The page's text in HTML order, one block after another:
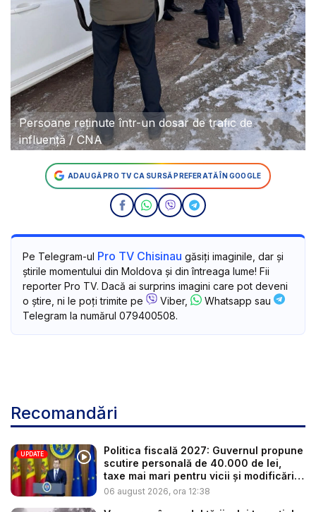
Persoane reținute într-un dosar de trafic de
influență / CNA
ADAUGĂ PRO TV CA SURSĂ PREFERATĂ ÎN GOOGLE
Pe Telegram-ul Pro TV Chisinau găsiți imaginile, dar și
știrile momentului din Moldova și din întreaga lume! Fii
reporter Pro TV. Dacă ai surprins imagini care pot deveni
o știre, ni le poți trimite pe
Viber,
Whatsapp sau
Telegram la numărul 079400508.
Recomandări
UPDATE
Politica fiscală 2027: Guvernul propune
scutire personală de 40.000 de lei,
taxe mai mari pentru vicii și modificări
l...
06 august 2026, ora 12:38